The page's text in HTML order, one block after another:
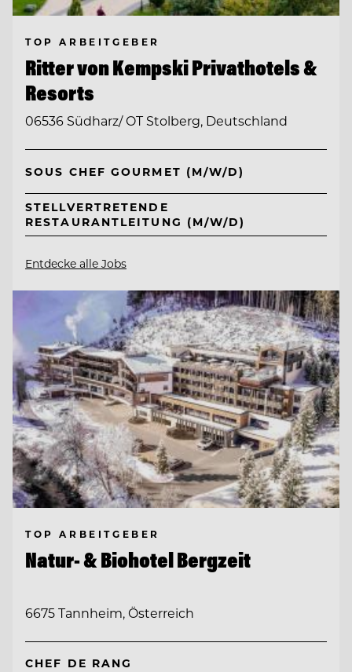
TOP ARBEITGEBER
Ritter von Kempski Privathotels &
Resorts
06536 Südharz/ OT Stolberg, Deutschland
SOUS CHEF GOURMET (M/W/D)
STELLVERTRETENDE
RESTAURANTLEITUNG (M/W/D)
Entdecke alle Jobs
TOP ARBEITGEBER
Natur- & Biohotel Bergzeit
6675 Tannheim, Österreich
CHEF DE RANG